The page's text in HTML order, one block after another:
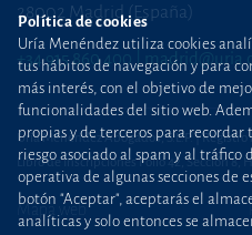
28002 Madrid (España)
+34 915 860 400
Uría Menéndez Abogados, S.L.P. |
Libro de Inscripciones Folio 42, Sección 8,
Mapa web
Política de cookies
Uría Menéndez utiliza cookies
tus hábitos de navegación y para
más interés, con el objetivo de
funcionalidades del sitio web.
propias y de terceros para recordar
riesgo asociado al spam y al
operativa de algunas secciones de
botón "Aceptar", aceptarás el
analíticas y solo entonces se